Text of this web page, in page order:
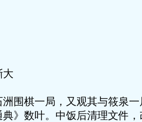
大
围棋一局，又观其与筱泉
》数叶。中饭后清理文件